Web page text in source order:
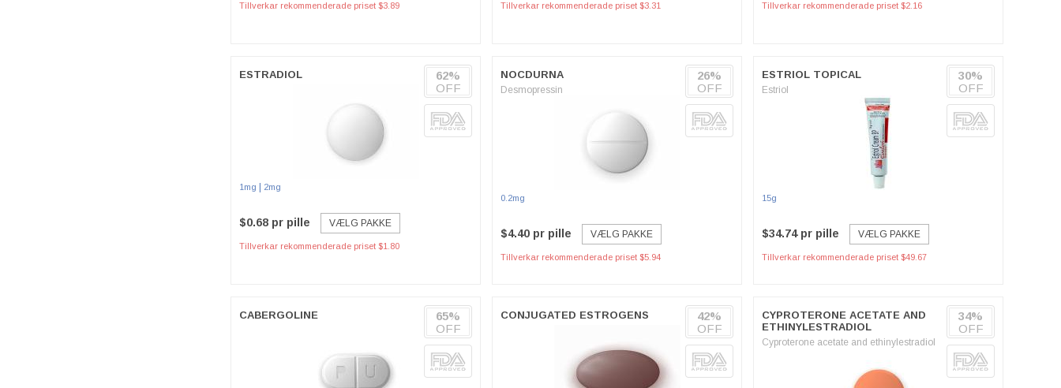
Tillverkar rekommenderade priset $3.89 Tillverkar rekommenderade priset $3.31 Tillverkar rekommenderade priset $2.16
ESTRADIOL
1mg 2mg
$0.68 pr pille VÆLG PAKKE
Tillverkar rekommenderade priset $1.80
62%
OFF
NOCDURNA
Desmopressin
0.2mg
$4.40 pr pille VÆLG PAKKE
Tillverkar rekommenderade priset $5.94
26%
OFF
ESTRIOL TOPICAL
Estriol
15g
$34.74 pr pille VÆLG PAKKE
Tillverkar rekommenderade priset $49.67
30%
OFF
CABERGOLINE
65%
OFF
CONJUGATED ESTROGENS
42%
OFF
CYPROTERONE ACETATE AND
ETHINYLESTRADIOL
Cyproterone acetate and ethinylestradiol
34%
OFF